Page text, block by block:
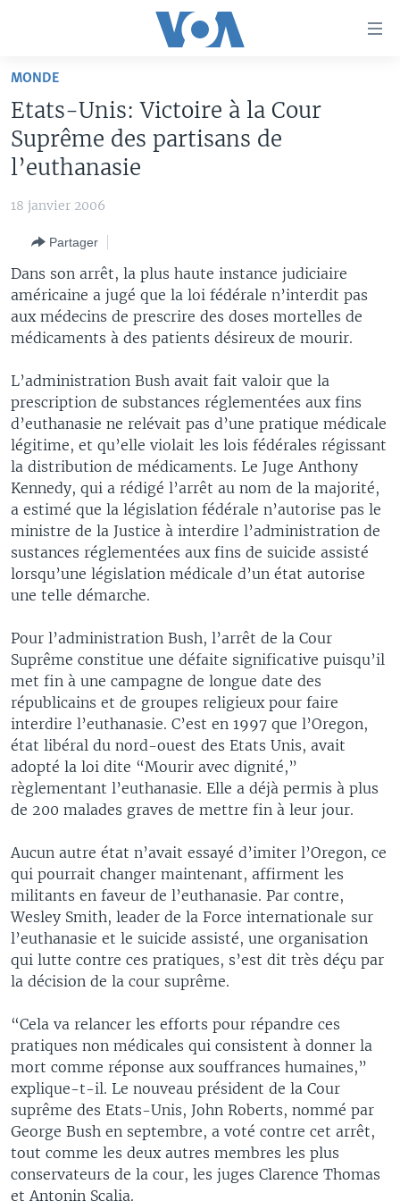
Retour
navigation
principale
Retour
recherche
AFRIQUE
ÉTATS-UNIS
LE MONDE AUJOURD'HUI
FOCUS SAHEL
REPORTAGES
CARNET DE SANTÉ
RADIO
LE MONDE AU FÉMININ
L'AMÉRIQUE ET VOUS
DIALOGUE DES RELIGIONS
RM SHOW
LINGALA
SANGO
Apprenez L'anglais
SUIVEZ-NOUS
Langues
MONDE
Etats-Unis: Victoire à la Cour
Suprême des partisans de
l’euthanasie
18 janvier 2006
Partager
Dans son arrêt, la plus haute instance judiciaire
américaine a jugé que la loi fédérale n’interdit pas
aux médecins de prescrire des doses mortelles de
médicaments à des patients désireux de mourir.
L’administration Bush avait fait valoir que la
prescription de substances réglementées aux fins
d’euthanasie ne relévait pas d’une pratique médicale
légitime, et qu’elle violait les lois fédérales régissant
la distribution de médicaments. Le Juge Anthony
Kennedy, qui a rédigé l’arrêt au nom de la majorité,
a estimé que la législation fédérale n’autorise pas le
ministre de la Justice à interdire l’administration de
sustances réglementées aux fins de suicide assisté
lorsqu’une législation médicale d’un état autorise
une telle démarche.
Pour l’administration Bush, l’arrêt de la Cour
Suprême constitue une défaite significative puisqu’il
met fin à une campagne de longue date des
républicains et de groupes religieux pour faire
interdire l’euthanasie. C’est en 1997 que l’Oregon,
état libéral du nord-ouest des Etats Unis, avait
adopté la loi dite “Mourir avec dignité,”
règlementant l’euthanasie. Elle a déjà permis à plus
de 200 malades graves de mettre fin à leur jour.
Aucun autre état n’avait essayé d’imiter l’Oregon, ce
qui pourrait changer maintenant, affirment les
militants en faveur de l’euthanasie. Par contre,
Wesley Smith, leader de la Force internationale sur
l’euthanasie et le suicide assisté, une organisation
qui lutte contre ces pratiques, s’est dit très déçu par
la décision de la cour suprême.
“Cela va relancer les efforts pour répandre ces
pratiques non médicales qui consistent à donner la
mort comme réponse aux souffrances humaines,”
explique-t-il. Le nouveau président de la Cour
suprême des Etats-Unis, John Roberts, nommé par
George Bush en septembre, a voté contre cet arrêt,
tout comme les deux autres membres les plus
conservateurs de la cour, les juges Clarence Thomas
et Antonin Scalia.